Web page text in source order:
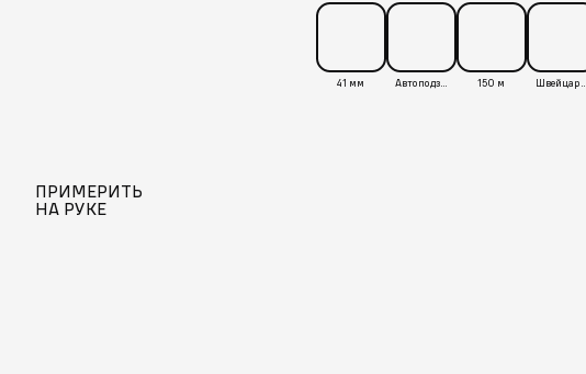
41 мм Автоподзавод 150 м
ПРИМЕРИТЬ
НА РУКЕ